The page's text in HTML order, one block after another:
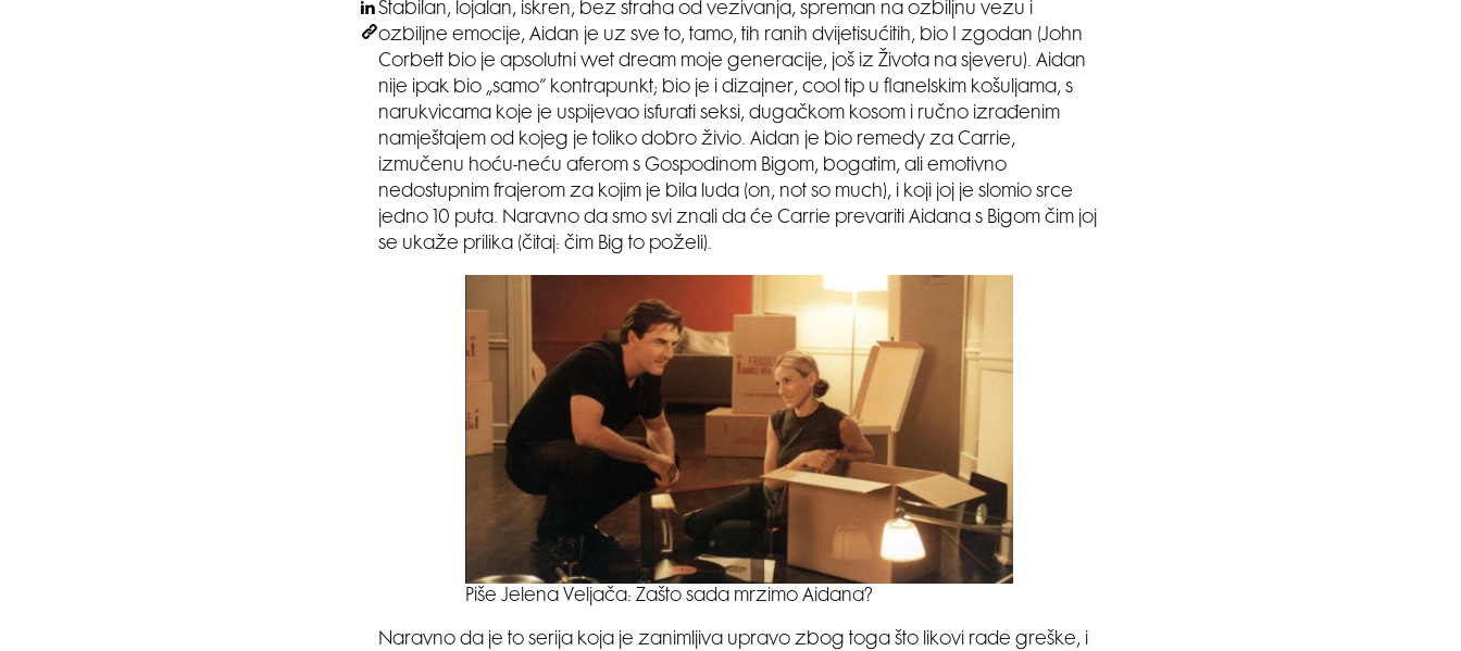
Stabilan, lojalan, iskren, bez straha od vezivanja, spreman na ozbiljnu vezu i
ozbiljne emocije, Aidan je uz sve to, tamo, tih ranih dvijetisućitih, bio I zgodan (John
Corbett bio je apsolutni wet dream moje generacije, još iz Života na sjeveru). Aidan
nije ipak bio „samo“ kontrapunkt; bio je i dizajner, cool tip u flanelskim košuljama, s
narukvicama koje je uspijevao isfurati seksi, dugačkom kosom i ručno izrađenim
namještajem od kojeg je toliko dobro živio. Aidan je bio remedy za Carrie,
izmučenu hoću-neću aferom s Gospodinom Bigom, bogatim, ali emotivno
nedostupnim frajerom za kojim je bila luda (on, not so much), i koji joj je slomio srce
jedno 10 puta. Naravno da smo svi znali da će Carrie prevariti Aidana s Bigom čim joj
se ukaže prilika (čitaj: čim Big to poželi).
Piše Jelena Veljača: Zašto sada mrzimo Aidana?
Naravno da je to serija koja je zanimljiva upravo zbog toga što likovi rade greške, i